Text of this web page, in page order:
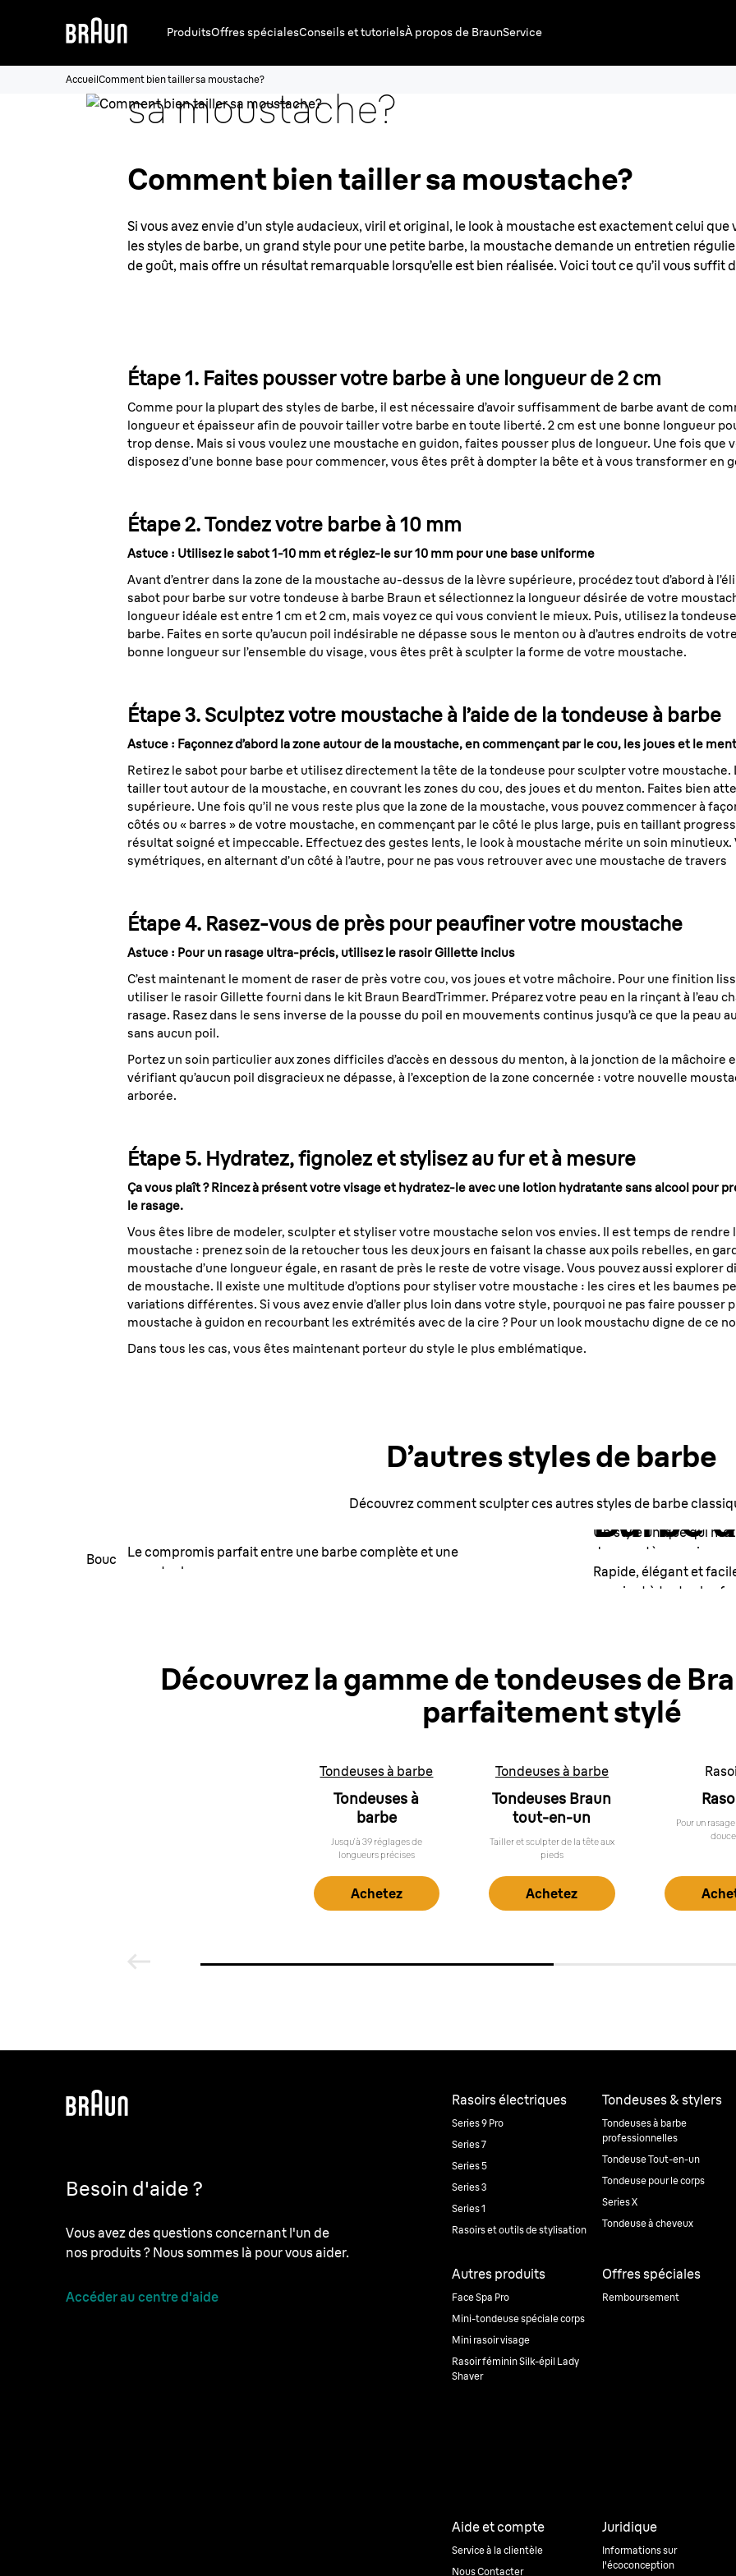
ProduitsOffres spécialesConseils et tutorielsÀ propos de BraunService
AccueilComment bien tailler sa moustache?
Comment bien tailler
sa moustache?
Comment bien tailler sa moustache?
Si vous avez envie d’un style audacieux, viril et original, le look à moustache est exactement celui
les styles de barbe, un grand style pour une petite barbe, la moustache demande un entretien
de goût, mais offre un résultat remarquable lorsqu’elle est bien réalisée. Voici tout ce qu’il vous suffit
Étape 1. Faites pousser votre barbe à une longueur de 2 cm
Comme pour la plupart des styles de barbe, il est nécessaire d’avoir suffisamment de barbe avant de
longueur et épaisseur afin de pouvoir tailler votre barbe en toute liberté. 2 cm est une bonne longueur
trop dense. Mais si vous voulez une moustache en guidon, faites pousser plus de longueur. Une fois que
disposez d’une bonne base pour commencer, vous êtes prêt à dompter la bête et à vous transformer en
Étape 2. Tondez votre barbe à 10 mm
Astuce : Utilisez le sabot 1-10 mm et réglez-le sur 10 mm pour une base uniforme
Avant d’entrer dans la zone de la moustache au-dessus de la lèvre supérieure, procédez tout d’abord à
sabot pour barbe sur votre tondeuse à barbe Braun et sélectionnez la longueur désirée de votre
longueur idéale est entre 1 cm et 2 cm, mais voyez ce qui vous convient le mieux. Puis, utilisez la
barbe. Faites en sorte qu’aucun poil indésirable ne dépasse sous le menton ou à d’autres endroits de
bonne longueur sur l’ensemble du visage, vous êtes prêt à sculpter la forme de votre moustache.
Étape 3. Sculptez votre moustache à l’aide de la tondeuse à barbe
Astuce : Façonnez d’abord la zone autour de la moustache, en commençant par le cou, les joues et le
Retirez le sabot pour barbe et utilisez directement la tête de la tondeuse pour sculpter votre
tailler tout autour de la moustache, en couvrant les zones du cou, des joues et du menton. Faites bien
supérieure. Une fois qu’il ne vous reste plus que la zone de la moustache, vous pouvez commencer à
côtés ou « barres » de votre moustache, en commençant par le côté le plus large, puis en taillant
résultat soigné et impeccable. Effectuez des gestes lents, le look à moustache mérite un soin
symétriques, en alternant d’un côté à l’autre, pour ne pas vous retrouver avec une moustache de travers
Étape 4. Rasez-vous de près pour peaufiner votre moustache
Astuce : Pour un rasage ultra-précis, utilisez le rasoir Gillette inclus
C’est maintenant le moment de raser de près votre cou, vos joues et votre mâchoire. Pour une finition
utiliser le rasoir Gillette fourni dans le kit Braun BeardTrimmer. Préparez votre peau en la rinçant à l’eau
rasage. Rasez dans le sens inverse de la pousse du poil en mouvements continus jusqu’à ce que la
sans aucun poil.
Portez un soin particulier aux zones difficiles d’accès en dessous du menton, à la jonction de la mâchoire
vérifiant qu’aucun poil disgracieux ne dépasse, à l’exception de la zone concernée : votre nouvelle
arborée.
Étape 5. Hydratez, fignolez et stylisez au fur et à mesure
Ça vous plaît ? Rincez à présent votre visage et hydratez-le avec une lotion hydratante sans alcool pour
le rasage.
Vous êtes libre de modeler, sculpter et styliser votre moustache selon vos envies. Il est temps de
moustache : prenez soin de la retoucher tous les deux jours en faisant la chasse aux poils rebelles, en
moustache d’une longueur égale, en rasant de près le reste de votre visage. Vous pouvez aussi
de moustache. Il existe une multitude d’options pour styliser votre moustache : les cires et les baumes
variations différentes. Si vous avez envie d’aller plus loin dans votre style, pourquoi ne pas faire pousser
moustache à guidon en recourbant les extrémités avec de la cire ? Pour un look moustachu digne de ce
Dans tous les cas, vous êtes maintenant porteur du style le plus emblématique.
D’autres styles de barbe
Découvrez comment sculpter ces autres styles de barbe
Collier
Un style unique qui
de caractère au visage.
Le compromis parfait entre une barbe complète et une
moustache.
Bouc
Barbe
Rapide, élégant et
convient à toutes les
Découvrez la gamme de tondeuses de
parfaitement stylé
Tondeuses à barbe
Tondeuses à
barbe
Jusqu’à 39 réglages de
longueurs précises
Achetez
Tondeuses à barbe
Tondeuses Braun
tout-en-un
Tailler et sculpter de la tête aux
pieds
Achetez
Pour un
Besoin d'aide ?
Vous avez des questions concernant l'un de
nos produits ? Nous sommes là pour vous aider.
Accéder au centre d'aide
Rasoirs électriques
Series 9 Pro
Series 7
Series 5
Series 3
Series 1
Rasoirs et outils de stylisation
Tondeuses & stylers
Tondeuses à barbe
professionnelles
Tondeuse Tout-en-un
Tondeuse pour le corps
Series X
Tondeuse à cheveux
Autres produits
Face Spa Pro
Mini-tondeuse spéciale corps
Mini rasoir visage
Rasoir féminin Silk-épil Lady
Shaver
Offres spéciales
Remboursement
Aide et compte
Service à la clientèle
Nous Contacter
Juridique
Informations sur
l'écoconception